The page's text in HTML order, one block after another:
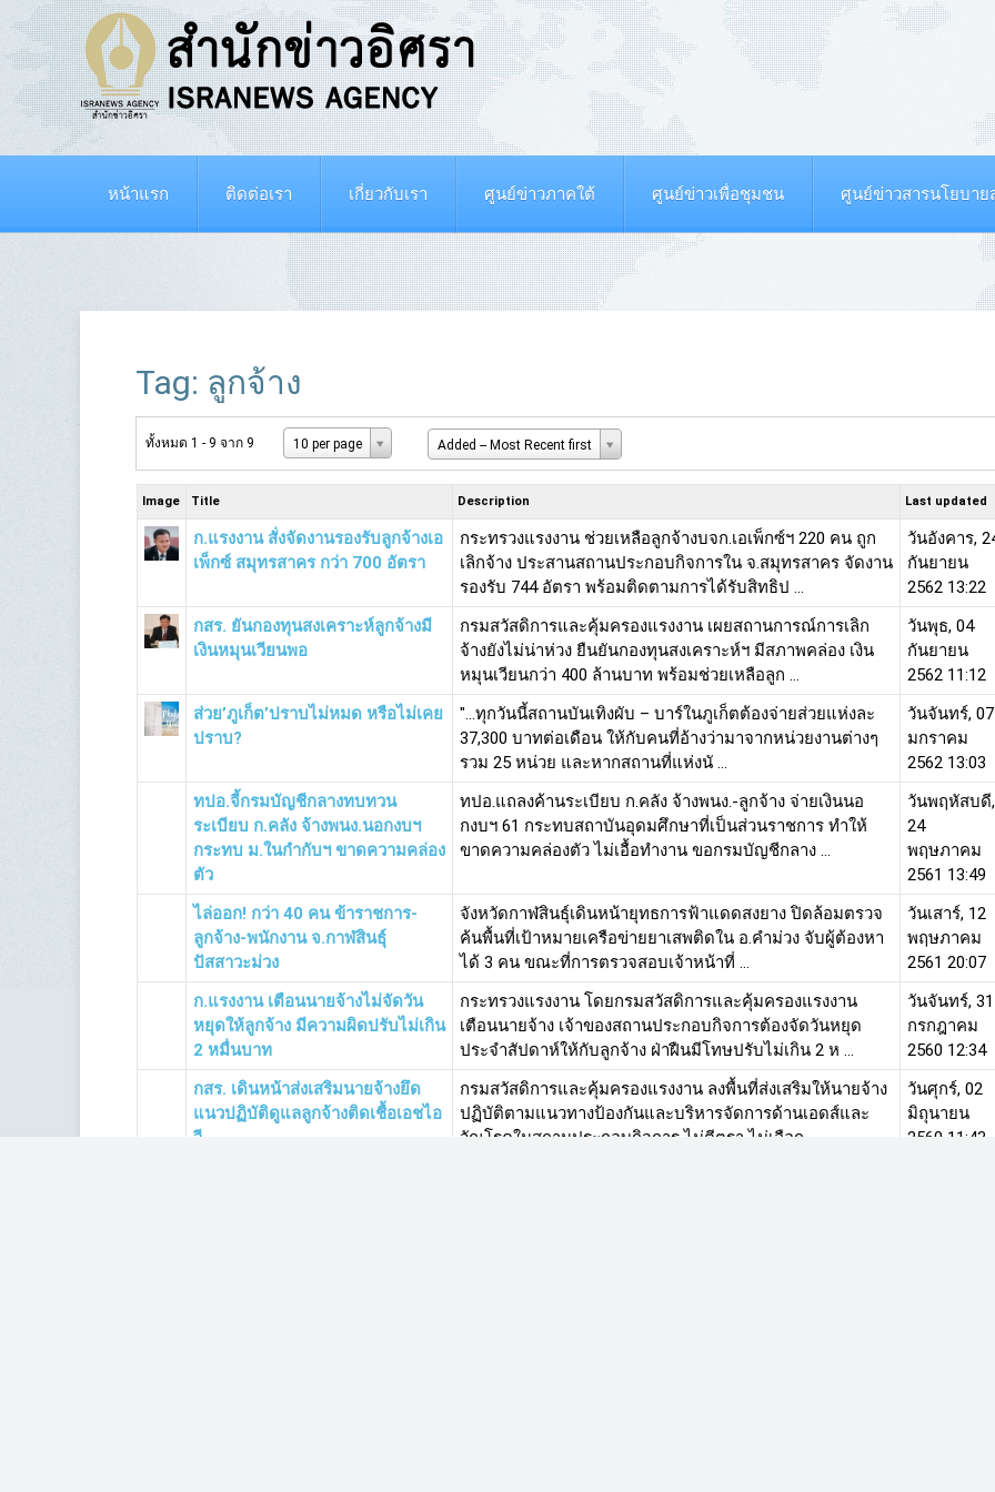
หน้าแรก ติดต่อเรา เกี่ยวกับเรา ศูนย์ข่าวภาคใต้ ศูนย์ข่าวเพื่อชุมชน ศูนย์ข่าวสารนโยบา
Tag: ลูกจ้าง
ทั้งหมด 1 - 9 จาก 9 10 per page Added -- Most Recent first
Image Title Description Last updated
ก.แรงงาน สั่งจัดงานรองรับลูกจ้างเอ
เพ็กซ์ สมุทรสาคร กว่า 700 อัตรา
กระทรวงแรงงาน ช่วยเหลือลูกจ้างบจก.เอเพ็กซ์ฯ 220 คน ถูก
เลิกจ้าง ประสานสถานประกอบกิจการใน จ.สมุทรสาคร จัดงาน
รองรับ 744 อัตรา พร้อมติดตามการได้รับสิทธิป ...
วันอังคาร,
กันยายน
2562 13:22
กสร. ยันกองทุนสงเคราะห์ลูกจ้างมี
เงินหมุนเวียนพอ
กรมสวัสดิการและคุ้มครองแรงงาน เผยสถานการณ์การเลิก
จ้างยังไม่น่าห่วง ยืนยันกองทุนสงเคราะห์ฯ มีสภาพคล่อง เงิน
หมุนเวียนกว่า 400 ล้านบาท พร้อมช่วยเหลือลูก ...
วันพุธ, 04
กันยายน
2562 11:12
ส่วย’ภูเก็ต’ปราบไม่หมด หรือไม่เคย
ปราบ?
"...ทุกวันนี้สถานบันเทิงผับ – บาร์ในภูเก็ตต้องจ่ายส่วยแห่งละ
37,300 บาทต่อเดือน ให้กับคนที่อ้างว่ามาจากหน่วยงานต่างๆ
รวม 25 หน่วย และหากสถานที่แห่งนั ...
วันจันทร์, 07
มกราคม
2562 13:03
ทปอ.จี้กรมบัญชีกลางทบทวน
ระเบียบ ก.คลัง จ้างพนง.นอกงบฯ
กระทบ ม.ในกำกับฯ ขาดความคล่อง
ตัว
ทปอ.แถลงค้านระเบียบ ก.คลัง จ้างพนง.-ลูกจ้าง จ่ายเงินนอ
กงบฯ 61 กระทบสถาบันอุดมศึกษาที่เป็นส่วนราชการ ทำให้
ขาดความคล่องตัว ไม่เอื้อทำงาน ขอกรมบัญชีกลาง ...
วันพฤหัสบดี,
24
พฤษภาคม
2561 13:49
ไล่ออก! กว่า 40 คน ข้าราชการ-
ลูกจ้าง-พนักงาน จ.กาฬสินธุ์
ปัสสาวะม่วง
จังหวัดกาฬสินธุ์เดินหน้ายุทธการฟ้าแดดสงยาง ปิดล้อมตรวจ
ค้นพื้นที่เป้าหมายเครือข่ายยาเสพติดใน อ.คำม่วง จับผู้ต้องหา
ได้ 3 คน ขณะที่การตรวจสอบเจ้าหน้าที่ ...
วันเสาร์, 12
พฤษภาคม
2561 20:07
ก.แรงงาน เตือนนายจ้างไม่จัดวัน
หยุดให้ลูกจ้าง มีความผิดปรับไม่เกิน
2 หมื่นบาท
กระทรวงแรงงาน โดยกรมสวัสดิการและคุ้มครองแรงงาน
เตือนนายจ้าง เจ้าของสถานประกอบกิจการต้องจัดวันหยุด
ประจำสัปดาห์ให้กับลูกจ้าง ฝ่าฝืนมีโทษปรับไม่เกิน 2 ห ...
วันจันทร์, 31
กรกฎาคม
2560 12:34
กสร. เดินหน้าส่งเสริมนายจ้างยึด
แนวปฏิบัติดูแลลูกจ้างติดเชื้อเอชไอ
วี
กรมสวัสดิการและคุ้มครองแรงงาน ลงพื้นที่ส่งเสริมให้นายจ้าง
ปฏิบัติตามแนวทางป้องกันและบริหารจัดการด้านเอดส์และ
วัณโรคในสถานประกอบกิจการ ไม่ตีตรา ไม่เลือก ...
วันศุกร์, 02
มิถุนายน
2560 11:43